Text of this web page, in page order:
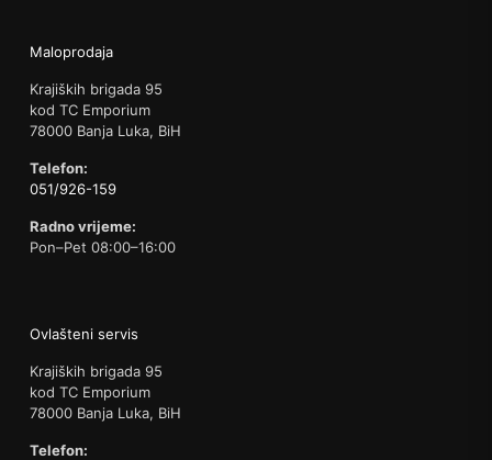
Maloprodaja
Krajiških brigada 95
kod TC Emporium
78000 Banja Luka, BiH
Telefon:
051/926-159
Radno vrijeme:
Pon–Pet 08:00–16:00
Ovlašteni servis
Krajiških brigada 95
kod TC Emporium
78000 Banja Luka, BiH
Telefon: